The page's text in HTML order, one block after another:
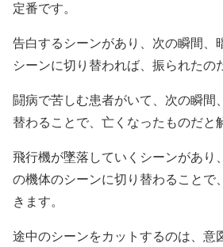
定番です。
告白するシーンがあり、次の瞬間、
シーンに切り替われば、振られたの
闘病で苦しむ患者がいて、次の瞬間
替わることで、亡くなったものだと
飛行機が墜落していくシーンがあり
の機体のシーンに切り替わることで
きます。
途中のシーンをカットするのは、意